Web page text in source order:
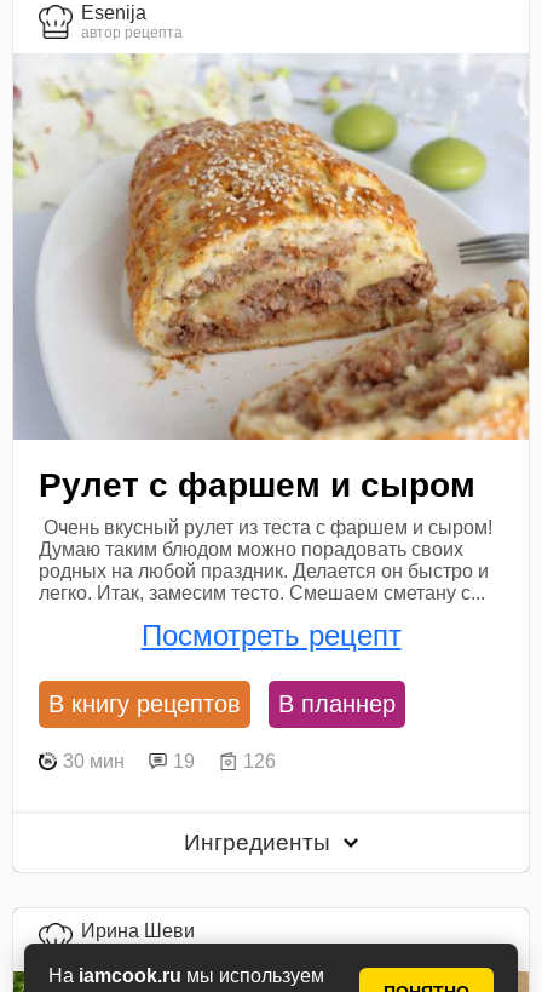
На iamcook.ru мы используем
Esenija
автор рецепта
Рулет с фаршем и сыром
Очень вкусный рулет из теста с фаршем и сыром!
Думаю таким блюдом можно порадовать своих
родных на любой праздник. Делается он быстро и
легко. Итак, замесим тесто. Смешаем сметану с...
Посмотреть рецепт
В книгу рецептов В планнер
30 мин 19 126
Ингредиенты
Ирина Шеви